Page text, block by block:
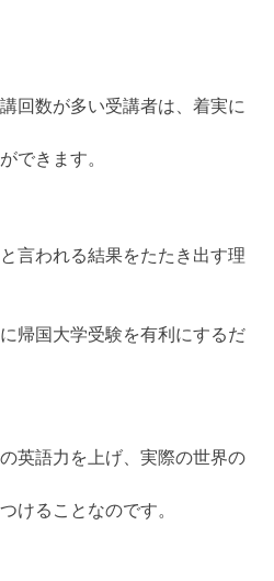
回数が多い受講者は、着実に
できます。
言われる結果をたたき出す理
帰国大学受験を有利にするだ
英語力を上げ、実際の世界の
けることなのです。